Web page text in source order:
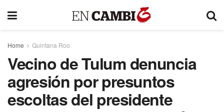
Home Quintana Roo
Vecino de Tulum denuncia
agresión por presuntos
escoltas del presidente